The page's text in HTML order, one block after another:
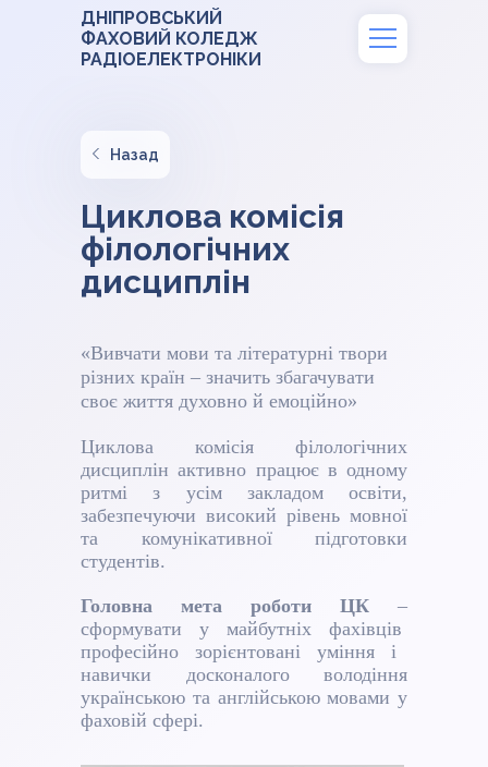
ДНІПРОВСЬКИЙ
ФАХОВИЙ КОЛЕДЖ
РАДІОЕЛЕКТРОНІКИ
Назад
Циклова комісія
філологічних
дисциплін
«Вивчати мови та літературні твори
різних країн – значить збагачувати
своє життя духовно й емоційно»
Циклова комісія філологічних
дисциплін активно працює в одному
ритмі з усім закладом освіти,
забезпечуючи високий рівень мовної
та комунікативної підготовки
студентів.
Головна мета роботи ЦК
–
сформувати у майбутніх фахівців
професійно зорієнтовані уміння і
навички досконалого володіння
українською та англійською мовами у
фаховій сфері.